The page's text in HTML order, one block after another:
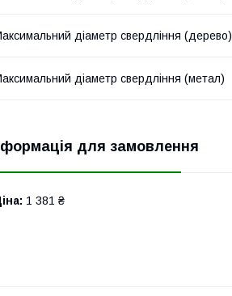
діаметр свердління (дерево)
діаметр свердління (метал)
для замовлення
1 381 ₴